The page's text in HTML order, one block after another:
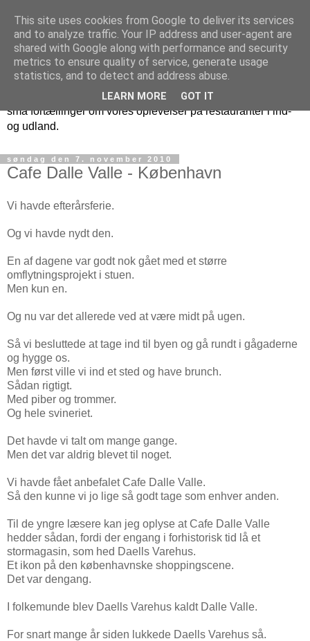
Benny og Pernilles
restaurantoplevelser
Denne blog kommer med tiden til at indeholde en masse
små fortællinger om vores oplevelser på restauranter i ind-
og udland.
søndag den 7. november 2010
Cafe Dalle Valle - København
Vi havde efterårsferie.
Og vi havde nydt den.
En af dagene var godt nok gået med et større
omflytningsprojekt i stuen.
Men kun en.
Og nu var det allerede ved at være midt på ugen.
Så vi besluttede at tage ind til byen og gå rundt i gågaderne
og hygge os.
Men først ville vi ind et sted og have brunch.
Sådan rigtigt.
Med piber og trommer.
Og hele svineriet.
Det havde vi talt om mange gange.
Men det var aldrig blevet til noget.
Vi havde fået anbefalet Cafe Dalle Valle.
Så den kunne vi jo lige så godt tage som enhver anden.
Til de yngre læsere kan jeg oplyse at Cafe Dalle Valle
hedder sådan, fordi der engang i forhistorisk tid lå et
stormagasin, som hed Daells Varehus.
Et ikon på den københavnske shoppingscene.
Det var dengang.
I folkemunde blev Daells Varehus kaldt Dalle Valle.
For snart mange år siden lukkede Daells Varehus så.
This site uses cookies from Google to deliver its services
and to analyze traffic. Your IP address and user-agent are
shared with Google along with performance and security
metrics to ensure quality of service, generate usage
statistics, and to detect and address abuse.
LEARN MORE GOT IT